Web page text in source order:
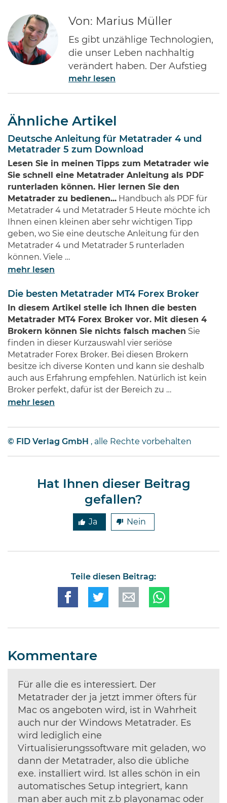
Von: Marius Müller
Es gibt unzählige Technologien,
die unser Leben nachhaltig
verändert haben. Der Aufstieg
des Internets gehört ohne Frage
zu den Bedeutendsten. Namen
Bill Gates von Microsoft dürften
jedem Investor geläufig sein.
Diese Männer haben Imperien
erschaffen und gleichzeitig
Millionen von Anlegern auf der
ganzen Welt …
mehr lesen
Ähnliche Artikel
Deutsche Anleitung für Metatrader 4 und
Metatrader 5 zum Download
Lesen Sie in meinen Tipps zum Metatrader wie
Sie schnell eine Metatrader Anleitung als PDF
runterladen können. Hier lernen Sie den
Metatrader zu bedienen... Handbuch als PDF für
Metatrader 4 und Metatrader 5 Heute möchte ich
Ihnen einen kleinen aber sehr wichtigen Tipp
geben, wo Sie eine deutsche Anleitung für den
Metatrader 4 und Metatrader 5 runterladen
können. Viele …
mehr lesen
Die besten Metatrader MT4 Forex Broker
In diesem Artikel stelle ich Ihnen die besten
Metatrader MT4 Forex Broker vor. Mit diesen 4
Brokern können Sie nichts falsch machen Sie
finden in dieser Kurzauswahl vier seriöse
Metatrader Forex Broker. Bei diesen Brokern
besitze ich diverse Konten und kann sie deshalb
auch aus Erfahrung empfehlen. Natürlich ist kein
Broker perfekt, dafür ist der Bereich zu …
mehr lesen
© FID Verlag GmbH , alle Rechte vorbehalten
Hat Ihnen dieser Beitrag
gefallen?
Ja Nein
Teile diesen Beitrag:
Kommentare
Für alle die es interessiert. Der
Metatrader der ja jetzt immer öfters für
Mac os angeboten wird, ist in Wahrheit
auch nur der Windows Metatrader. Es
wird lediglich eine
Virtualisierungssoftware mit geladen, wo
dann der Metatrader, also die übliche
exe. installiert wird. Ist alles schön in ein
automatisches Setup integriert, kann
man aber auch mit z.b playonamac oder